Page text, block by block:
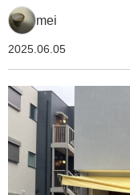
mei
2025.06.05